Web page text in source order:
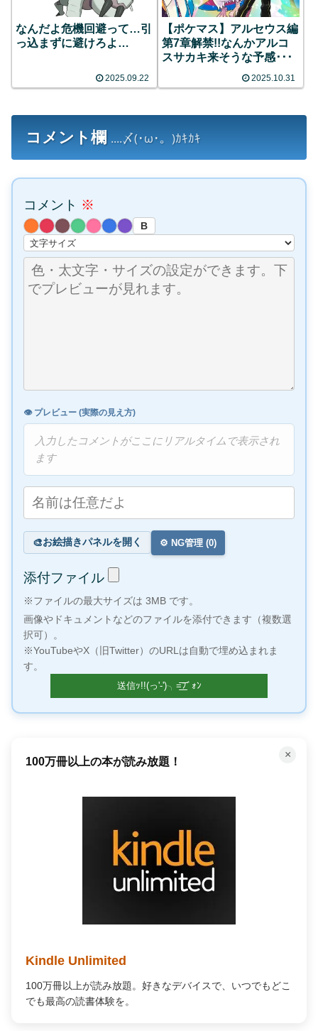
なんだよ危機回避って…引
っ込まずに避けろよ…
2025.09.22
【ポケマス】アルセウス編
第7章解禁!!なんかアルコ
スサカキ来そうな予感･･･
2025.10.31
コメント欄 ....〆(･ω･。)ｶｷｶｷ
コメント ※
B
👁️ プレビュー (実際の見え方)
入力したコメントがここにリアルタイムで表示され
ます
🎨お絵描きパネルを開く ⚙️ NG管理 (0)
添付ファイル
※ファイルの最大サイズは 3MB です。
画像やドキュメントなどのファイルを添付できます（複数選
択可）。
※YouTubeやX（旧Twitter）のURLは自動で埋め込まれま
す。
×
100万冊以上の本が読み放題！
Kindle Unlimited
100万冊以上が読み放題。好きなデバイスで、いつでもどこ
でも最高の読書体験を。